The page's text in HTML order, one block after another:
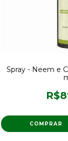
Spray - Neem e